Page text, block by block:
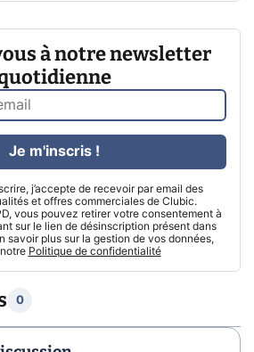
à notre newsletter
j’accepte de recevoir par email des
et offres commerciales de Clubic.
vous pouvez retirer votre consentement à
sur le lien de désinscription présent dans
savoir plus sur la gestion de vos données,
Politique de confidentialité
Je m'inscris !
0